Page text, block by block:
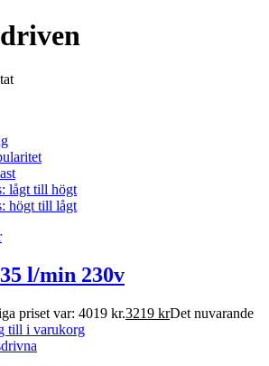
lågt till högt
högt till lågt
l/min 230v
priset var: 4019 kr.3219 krDet nuvarande
till i varukorg